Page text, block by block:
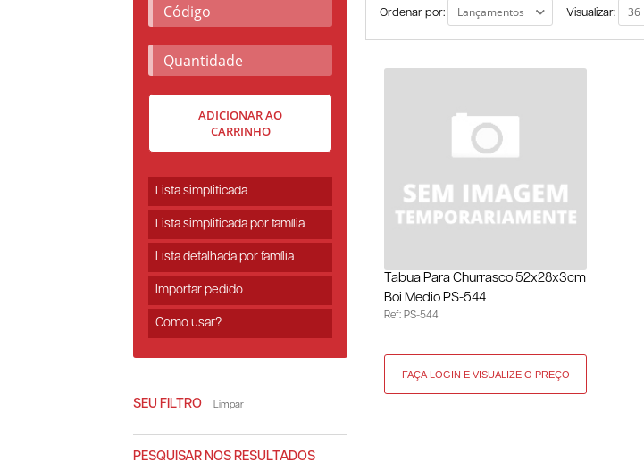
ADICIONAR AO
CARRINHO
Lista simplificada
Lista simplificada por família
Lista detalhada por família
Importar pedido
Como usar?
SEU FILTRO Limpar
PESQUISAR NOS RESULTADOS
Ordenar por: Visualizar:
Tabua Para Churrasco 52x28x3cm
Boi Medio PS-544
Ref: PS-544